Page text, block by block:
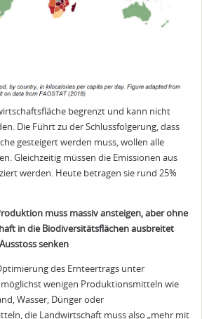
begrenzt und kann nicht
Die Führt zu der Schlussfolgerung, dass
gesteigert werden muss, wollen alle
Gleichzeitig müssen die Emissionen aus
werden. Heute betragen sie rund 25%
muss massiv ansteigen, aber ohne
in die Biodiversitätsflächen ausbreitet
senken
des Ernteertrags unter
wenigen Produktionsmitteln wie
Wasser, Dünger oder
die Landwirtschaft muss also „mehr mit